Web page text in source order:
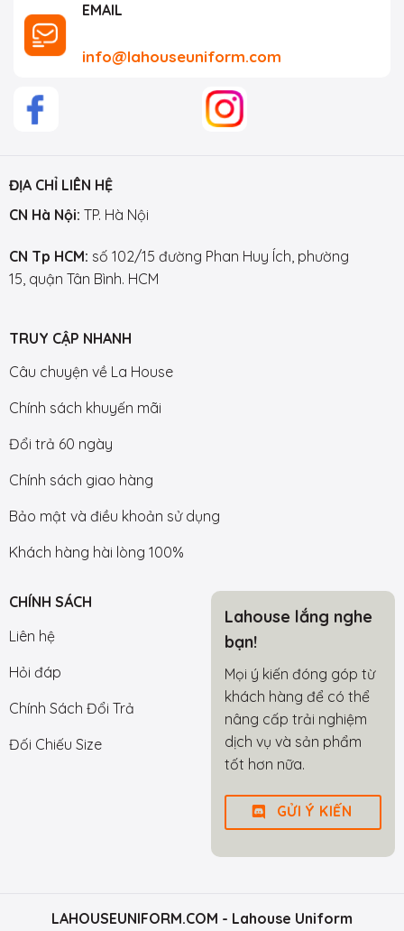
EMAIL
info@lahouseuniform.com
ĐỊA CHỈ LIÊN HỆ
CN Hà Nội: TP. Hà Nội
CN Tp HCM: số 102/15 đường Phan Huy Ích, phường
15, quận Tân Bình. HCM
TRUY CẬP NHANH
Câu chuyện về La House
Chính sách khuyến mãi
Đổi trả 60 ngày
Chính sách giao hàng
Bảo mật và điều khoản sử dụng
Khách hàng hài lòng 100%
CHÍNH SÁCH
Liên hệ
Hỏi đáp
Chính Sách Đổi Trả
Đối Chiếu Size
Lahouse lắng nghe
bạn!
Mọi ý kiến đóng góp từ
khách hàng để có thể
nâng cấp trải nghiệm
dịch vụ và sản phẩm
tốt hơn nữa.
GỬI Ý KIẾN
LAHOUSEUNIFORM.COM - Lahouse Uniform